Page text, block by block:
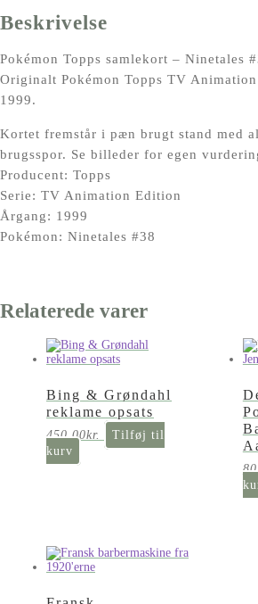
Beskrivelse
Pokémon Topps samlekort – Ninetales
Originalt Pokémon Topps TV
1999.
Kortet fremstår i pæn brugt stand med
brugsspor. Se billeder for egen
Producent: Topps
Serie: TV Animation Edition
Årgang: 1999
Pokémon: Ninetales #38
Relaterede varer
Bing & Grøndahl
reklame opsats
450,00kr.
Tilføj til
kurv